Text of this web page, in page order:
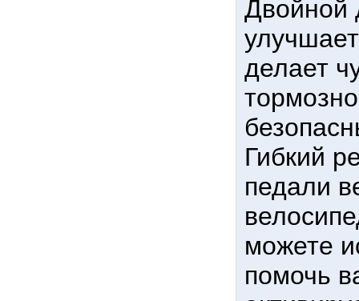
Двойной
делает
Гибкий
педали
можете
помочь